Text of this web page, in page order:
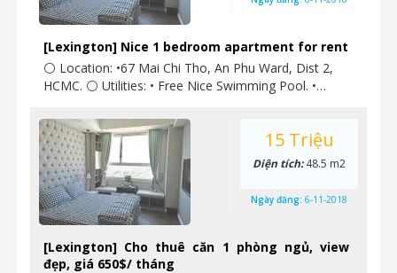
[Lexington] Nice 1 bedroom apartment for rent
⚪ Location: •67 Mai Chi Tho, An Phu Ward, Dist 2,
HCMC. ⚪ Utilities: • Free Nice Swimming Pool. •…
[Lexington] Cho thuê căn 1 phòng ngủ, view
đẹp, giá 650$/ tháng
15 Triệu
Diện tích:48.5 m2
Ngày đăng: 6-11-2018